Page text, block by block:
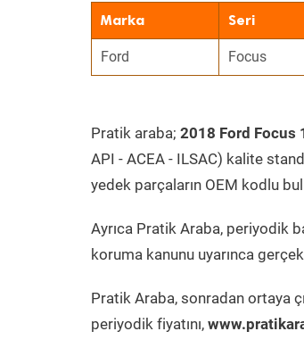
Marka Seri
Ford Focus
Pratik araba; 2018 Ford Focus
API - ACEA - ILSAC) kalite
yedek parçaların OEM kodlu
Ayrıca Pratik Araba, periyodik
koruma kanunu uyarınca
Pratik Araba, sonradan ortaya
periyodik fiyatını,